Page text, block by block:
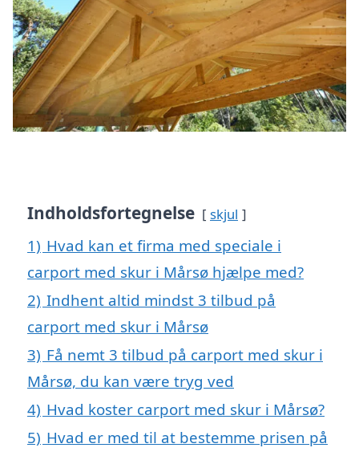
Indholdsfortegnelse skjul
1) Hvad kan et firma med speciale i
carport med skur i Mårsø hjælpe med?
2) Indhent altid mindst 3 tilbud på
carport med skur i Mårsø
3) Få nemt 3 tilbud på carport med skur i
Mårsø, du kan være tryg ved
4) Hvad koster carport med skur i Mårsø?
5) Hvad er med til at bestemme prisen på